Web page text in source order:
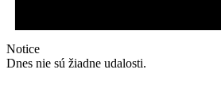
Notice
Dnes nie sú žiadne udalosti.